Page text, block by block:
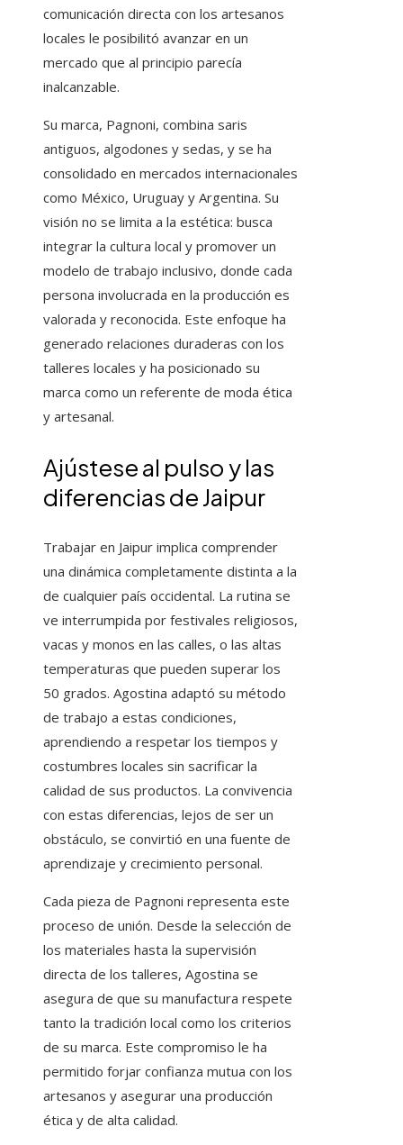
comunicación directa con los artesanos
locales le posibilitó avanzar en un
mercado que al principio parecía
inalcanzable.
Su marca, Pagnoni, combina saris
antiguos, algodones y sedas, y se ha
consolidado en mercados internacionales
como México, Uruguay y Argentina. Su
visión no se limita a la estética: busca
integrar la cultura local y promover un
modelo de trabajo inclusivo, donde cada
persona involucrada en la producción es
valorada y reconocida. Este enfoque ha
generado relaciones duraderas con los
talleres locales y ha posicionado su
marca como un referente de moda ética
y artesanal.
Ajústese al pulso y las
diferencias de Jaipur
Trabajar en Jaipur implica comprender
una dinámica completamente distinta a la
de cualquier país occidental. La rutina se
ve interrumpida por festivales religiosos,
vacas y monos en las calles, o las altas
temperaturas que pueden superar los
50 grados. Agostina adaptó su método
de trabajo a estas condiciones,
aprendiendo a respetar los tiempos y
costumbres locales sin sacrificar la
calidad de sus productos. La convivencia
con estas diferencias, lejos de ser un
obstáculo, se convirtió en una fuente de
aprendizaje y crecimiento personal.
Cada pieza de Pagnoni representa este
proceso de unión. Desde la selección de
los materiales hasta la supervisión
directa de los talleres, Agostina se
asegura de que su manufactura respete
tanto la tradición local como los criterios
de su marca. Este compromiso le ha
permitido forjar confianza mutua con los
artesanos y asegurar una producción
ética y de alta calidad.